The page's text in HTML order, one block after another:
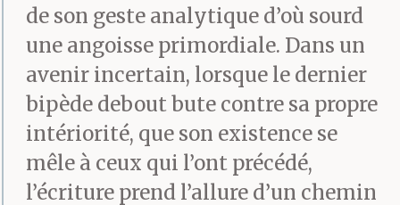
de son geste analytique d’où sourd
une angoisse primordiale. Dans un
avenir incertain, lorsque le dernier
bipède debout bute contre sa propre
intériorité, que son existence se
mêle à ceux qui l’ont précédé,
l’écriture prend l’allure d’un chemin